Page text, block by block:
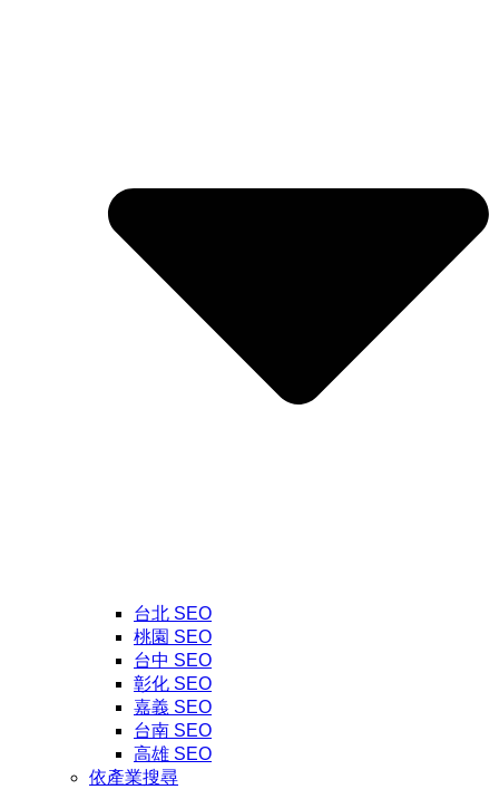
台北 SEO
桃園 SEO
台中 SEO
彰化 SEO
嘉義 SEO
台南 SEO
高雄 SEO
依產業搜尋